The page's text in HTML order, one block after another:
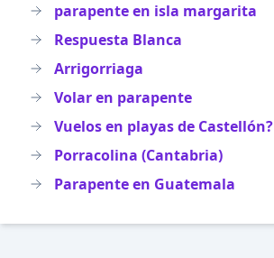
parapente en isla margarita
Respuesta Blanca
Arrigorriaga
Volar en parapente
Vuelos en playas de Castellón?
Porracolina (Cantabria)
Parapente en Guatemala